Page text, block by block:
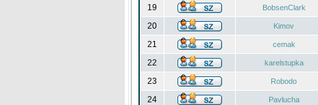
19
BobsenClark
20
Kimov
21
cemak
22
karelstupka
23
Robodo
24
Pavlucha